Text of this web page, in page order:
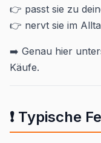
👉 passt sie zu
👉 nervt sie im
➡️ Genau hier
Käufe.
❗ Typische